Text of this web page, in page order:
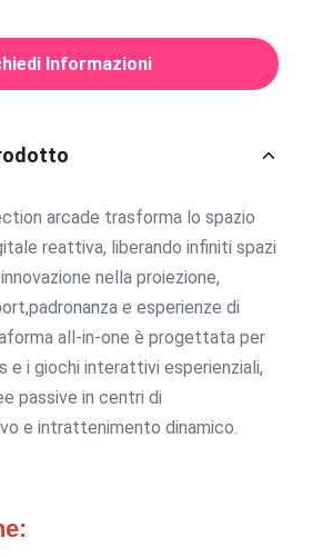
Informazioni
arcade trasforma lo spazio
reattiva, liberando infiniti spazi
nella proiezione,
e esperienze di
all-in-one è progettata per
e i giochi interattivi esperienziali,
passive in centri di
e intrattenimento dinamico.